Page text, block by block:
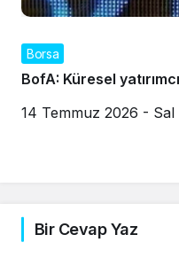
Borsa
BofA: Küresel
14 Temmuz 2026 - Sal
Bir Cevap Yaz